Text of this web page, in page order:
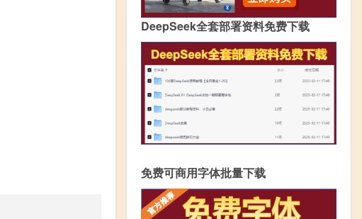
DeepSeek全套部署资料免费下载
免费可商用字体批量下载